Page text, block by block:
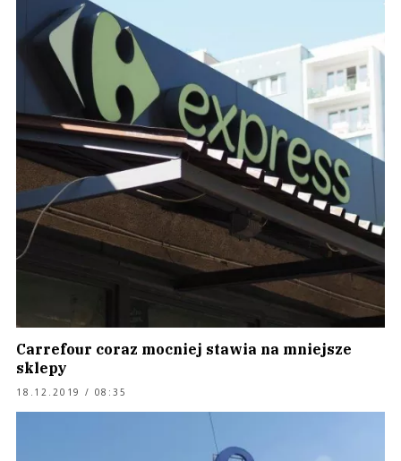
Carrefour coraz mocniej stawia na mniejsze
sklepy
18.12.2019 / 08:35